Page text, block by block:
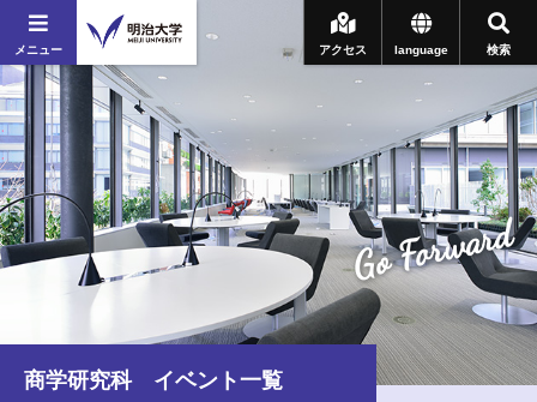
メニュー 検索
language
アクセス
Go Forward
商学研究科 イベント一覧